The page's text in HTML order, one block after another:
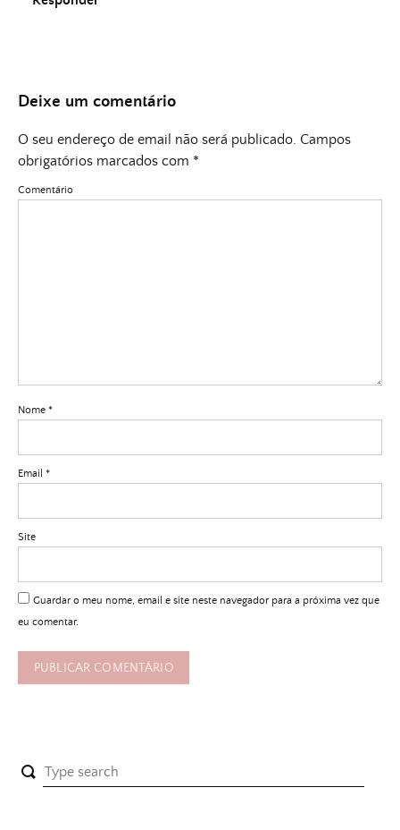
Deixe um comentário
O seu endereço de email não será publicado. Campos
obrigatórios marcados com *
Comentário
Nome *
Email *
Site
Guardar o meu nome, email e site neste navegador para a próxima vez que
eu comentar.